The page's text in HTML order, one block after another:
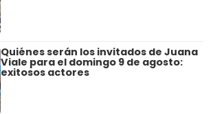
Quiénes serán los invitados de Juana
Viale para el domingo 9 de agosto:
exitosos actores